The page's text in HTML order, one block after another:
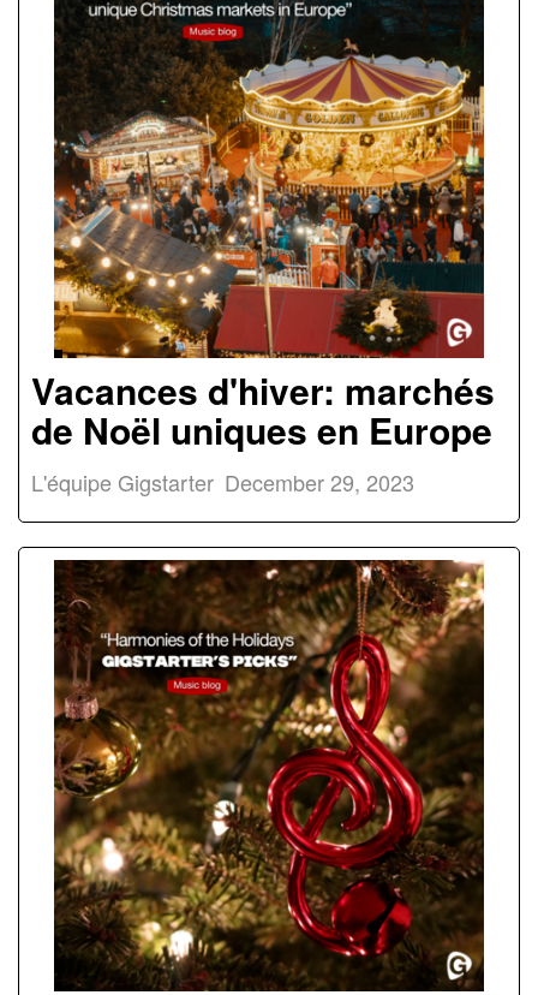
Vacances d'hiver: marchés
de Noël uniques en Europe
L'équipe Gigstarter December 29, 2023